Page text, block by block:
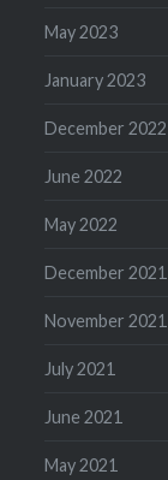
May 2023
January 2023
December 2022
June 2022
May 2022
December 2021
November 2021
July 2021
June 2021
May 2021